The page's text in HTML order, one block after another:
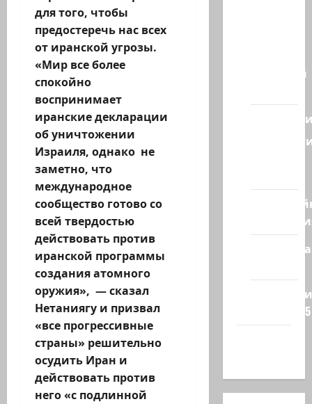
для того, чтобы
предостеречь нас всех
от иранской угрозы.
«Мир все более
спокойно
воспринимает
иранские декларации
об уничтожении
Израиля, однако не
заметно, что
международное
сообщество готово со
всей твердостью
действовать против
иранской программы
создания атомного
оружия», — сказал
Нетаниягу и призвал
«все прогрессивные
страны» решительно
осудить Иран и
действовать против
него «с подлинной
Ближний
Полемика
сайта 2025